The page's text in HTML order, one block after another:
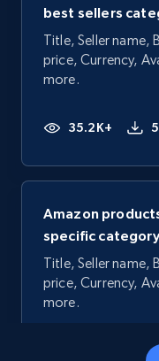
best sellers
Title, Seller name,
price, Currency,
more.
35.2K+
Amazon
specific category
Title, Seller name,
price, Currency,
more.